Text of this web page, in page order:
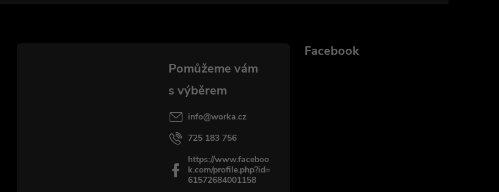
info@worka.cz
725 183 756
https://www.faceboo
k.com/profile.php?id=
61572684001158
Facebook